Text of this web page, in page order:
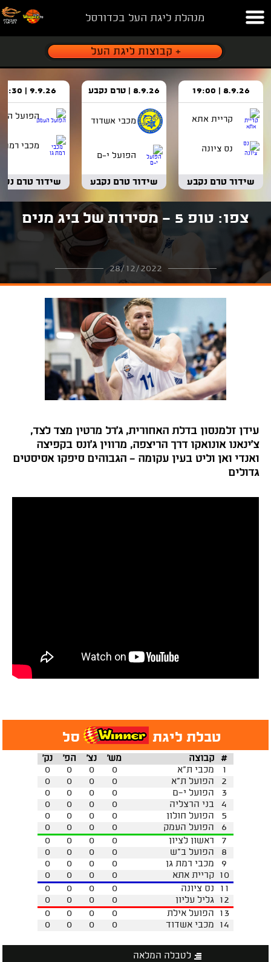
מנהלת ליגת העל בכדורסל
8.9.26 | 19:00
קריית אתא
נס ציונה
שידור טרם נקבע
8.9.26 | טרם נקבע
מכבי אשדוד
הפועל י-ם
שידור טרם נקבע
9.9.26 | 18:30
הפועל
מכבי רמת
שידור טרם
צפו: טופ 5 - מסירות של ביג מנים
28/12/2022
עידן זלמנסון בדלת האחורית, ג'רל מרטין מצד לצד,
צ'ינאנו אונואקו דרך הריצפה, מרווין ג'ונס בקפיצה
ואנדי ואן וליט בעין עקומה - הגבוהים סיפקו אסיסטים
גדולים
טבלת ליגת סל
נק' הפ' נצ' מש' קבוצה
#
0
0 0 0 מכבי ת"א
1
0
0 0 0 הפועל ת"א
2
0
0 0 0 הפועל י-ם
3
0
0 0 0 בני הרצליה
4
0
0 0 0 הפועל חולון
5
0
0 0 0 הפועל העמק
6
0
0 0 0 ראשון לציון
7
0
0 0 0 הפועל ב"ש
8
0
0 0 0 מכבי רמת גן
9
0
0 0 0 קריית אתא 10
0
0 0 0 נס ציונה
11
0
0 0 0 גליל עליון 12
0
0 0 0 הפועל אילת
13
0
0 0 0 מכבי אשדוד 14
לטבלה המלאה